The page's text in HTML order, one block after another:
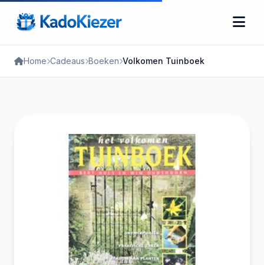
Home Cadeaus Boeken Volkomen Tuinboek